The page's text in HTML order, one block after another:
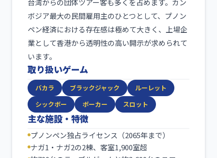
台湾からの団体ツアー客も多くを占めます。カン
ボジア最大の民間雇用主のひとつとして、プノン
ペン経済における存在感は極めて大きく、上場企
業として香港から透明性の高い開示が求められて
います。
取り扱いゲーム
バカラ ブラックジャック
ルーレット
シックボー
ポーカー スロット
主な施設・特徴
プノンペン独占ライセンス（2065年まで）
ナガ1・ナガ2の2棟、客室1,900室超